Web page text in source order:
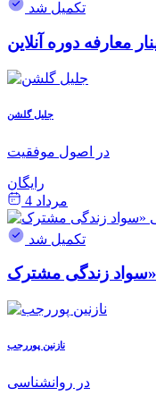
تکمیل شد
جلیل گلشن
در اصول موفقیت
رایگان
مرداد 4
تکمیل شد
نازنین پوررجب
در روانشناسی